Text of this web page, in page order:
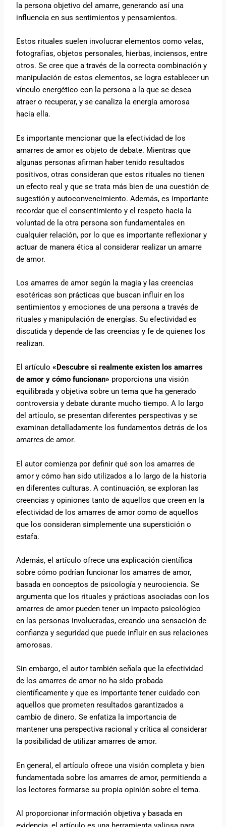
la persona objetivo del amarre, generando así una
influencia en sus sentimientos y pensamientos.
Estos rituales suelen involucrar elementos como velas,
fotografías, objetos personales, hierbas, inciensos, entre
otros. Se cree que a través de la correcta combinación y
manipulación de estos elementos, se logra establecer un
vínculo energético con la persona a la que se desea
atraer o recuperar, y se canaliza la energía amorosa
hacia ella.
Es importante mencionar que la efectividad de los
amarres de amor es objeto de debate. Mientras que
algunas personas afirman haber tenido resultados
positivos, otras consideran que estos rituales no tienen
un efecto real y que se trata más bien de una cuestión de
sugestión y autoconvencimiento. Además, es importante
recordar que el consentimiento y el respeto hacia la
voluntad de la otra persona son fundamentales en
cualquier relación, por lo que es importante reflexionar y
actuar de manera ética al considerar realizar un amarre
de amor.
Los amarres de amor según la magia y las creencias
esotéricas son prácticas que buscan influir en los
sentimientos y emociones de una persona a través de
rituales y manipulación de energías. Su efectividad es
discutida y depende de las creencias y fe de quienes los
realizan.
El artículo «Descubre si realmente existen los amarres
de amor y cómo funcionan» proporciona una visión
equilibrada y objetiva sobre un tema que ha generado
controversia y debate durante mucho tiempo. A lo largo
del artículo, se presentan diferentes perspectivas y se
examinan detalladamente los fundamentos detrás de los
amarres de amor.
El autor comienza por definir qué son los amarres de
amor y cómo han sido utilizados a lo largo de la historia
en diferentes culturas. A continuación, se exploran las
creencias y opiniones tanto de aquellos que creen en la
efectividad de los amarres de amor como de aquellos
que los consideran simplemente una superstición o
estafa.
Además, el artículo ofrece una explicación científica
sobre cómo podrían funcionar los amarres de amor,
basada en conceptos de psicología y neurociencia. Se
argumenta que los rituales y prácticas asociadas con los
amarres de amor pueden tener un impacto psicológico
en las personas involucradas, creando una sensación de
confianza y seguridad que puede influir en sus relaciones
amorosas.
Sin embargo, el autor también señala que la efectividad
de los amarres de amor no ha sido probada
científicamente y que es importante tener cuidado con
aquellos que prometen resultados garantizados a
cambio de dinero. Se enfatiza la importancia de
mantener una perspectiva racional y crítica al considerar
la posibilidad de utilizar amarres de amor.
En general, el artículo ofrece una visión completa y bien
fundamentada sobre los amarres de amor, permitiendo a
los lectores formarse su propia opinión sobre el tema.
Al proporcionar información objetiva y basada en